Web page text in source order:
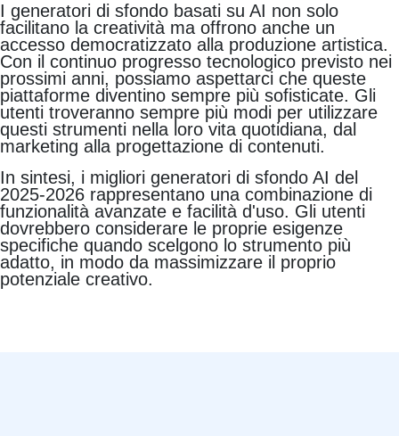
I generatori di sfondo basati su AI non solo
facilitano la creatività ma offrono anche un
accesso democratizzato alla produzione artistica.
Con il continuo progresso tecnologico previsto nei
prossimi anni, possiamo aspettarci che queste
piattaforme diventino sempre più sofisticate. Gli
utenti troveranno sempre più modi per utilizzare
questi strumenti nella loro vita quotidiana, dal
marketing alla progettazione di contenuti.
In sintesi, i migliori generatori di sfondo AI del
2025-2026 rappresentano una combinazione di
funzionalità avanzate e facilità d'uso. Gli utenti
dovrebbero considerare le proprie esigenze
specifiche quando scelgono lo strumento più
adatto, in modo da massimizzare il proprio
potenziale creativo.